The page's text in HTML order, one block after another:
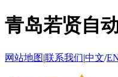
青岛若贤自
网站地图|联系我们|中文/